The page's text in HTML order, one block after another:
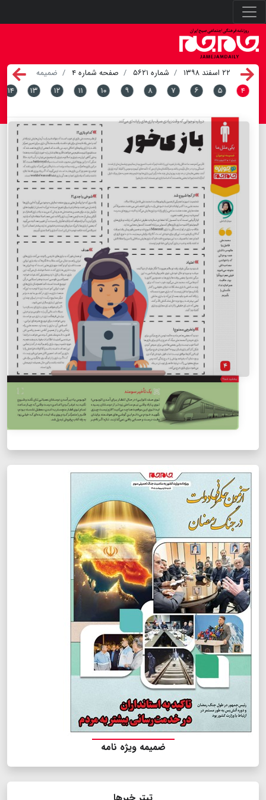
۲۲ اسفند ۱۳۹۸ شماره ۵۶۲۱ صفحه شماره ۴
ضمیمه
۴ ۵ ۶ ۷ ۸ ۹ ۱۰ ۱۱ ۱۲ ۱۳ ۱۴
ضمیمه ویژه نامه